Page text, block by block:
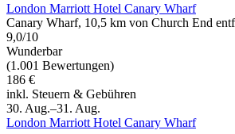
London Marriott Hotel Canary Wharf
Canary Wharf, 10,5 km von Church End
9,0/10
Wunderbar
(1.001 Bewertungen)
186 €
inkl. Steuern & Gebühren
30. Aug.–31. Aug.
London Marriott Hotel Canary Wharf